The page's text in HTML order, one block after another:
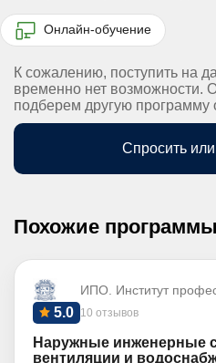
Онлайн-обучение
К сожалению, поступить на
временно нет возможности.
подберем другую программу
Спросить
Похожие программы
ИПО. Институт
10 отзывов
5.0
Наружные инженерные
вентиляции и